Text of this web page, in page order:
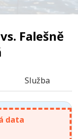
Falešně
Služba
data